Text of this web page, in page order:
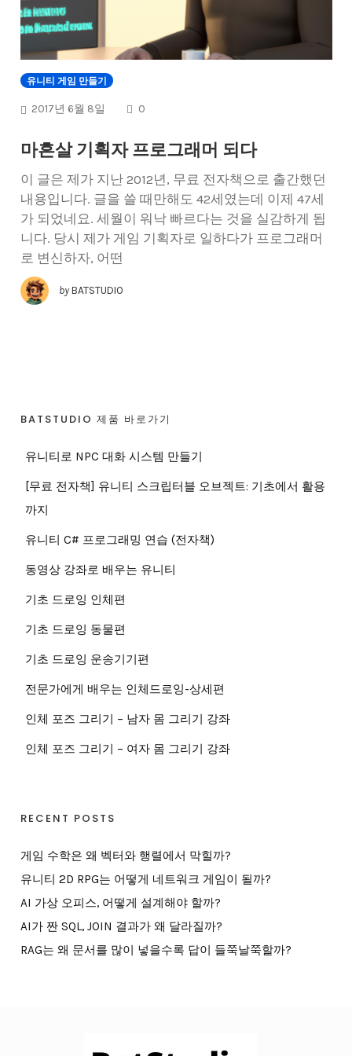
유니티 게임 만들기
2017년 6월 8일 0
마흔살 기획자 프로그래머 되다
이 글은 제가 지난 2012년, 무료 전자책으로 출간했던
내용입니다. 글을 쓸 때만해도 42세였는데 이제 47세
가 되었네요. 세월이 워낙 빠르다는 것을 실감하게 됩
니다. 당시 제가 게임 기획자로 일하다가 프로그래머
로 변신하자, 어떤
by BATSTUDIO
BATSTUDIO 제품 바로가기
유니티로 NPC 대화 시스템 만들기
[무료 전자책] 유니티 스크립터블 오브젝트: 기초에서 활용
까지
유니티 C# 프로그래밍 연습 (전자책)
동영상 강좌로 배우는 유니티
기초 드로잉 인체편
기초 드로잉 동물편
기초 드로잉 운송기기편
전문가에게 배우는 인체드로잉-상세편
인체 포즈 그리기 – 남자 몸 그리기 강좌
인체 포즈 그리기 – 여자 몸 그리기 강좌
RECENT POSTS
게임 수학은 왜 벡터와 행렬에서 막힐까?
유니티 2D RPG는 어떻게 네트워크 게임이 될까?
AI 가상 오피스, 어떻게 설계해야 할까?
AI가 짠 SQL, JOIN 결과가 왜 달라질까?
RAG는 왜 문서를 많이 넣을수록 답이 들쭉날쭉할까?